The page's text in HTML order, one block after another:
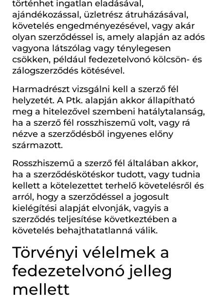
történhet ingatlan eladásával,
ajándékozással, üzletrész átruházásával,
követelés engedményezésével, vagy akár
olyan szerződéssel is, amely alapján az adós
vagyona látszólag vagy ténylegesen
csökken, például fedezetelvonó kölcsön- és
zálogszerződés kötésével.
Harmadrészt vizsgálni kell a szerző fél
helyzetét. A Ptk. alapján akkor állapítható
meg a hitelezővel szembeni hatálytalanság,
ha a szerző fél rosszhiszemű volt, vagy rá
nézve a szerződésből ingyenes előny
származott.
Rosszhiszemű a szerző fél általában akkor,
ha a szerződéskötéskor tudott, vagy tudnia
kellett a kötelezettet terhelő követelésről és
arról, hogy a szerződéssel a jogosult
kielégítési alapját elvonják, vagyis a
szerződés teljesítése következtében a
követelés behajthatatlanná válik.
Törvényi vélelmek a
fedezetelvonó jelleg
mellett